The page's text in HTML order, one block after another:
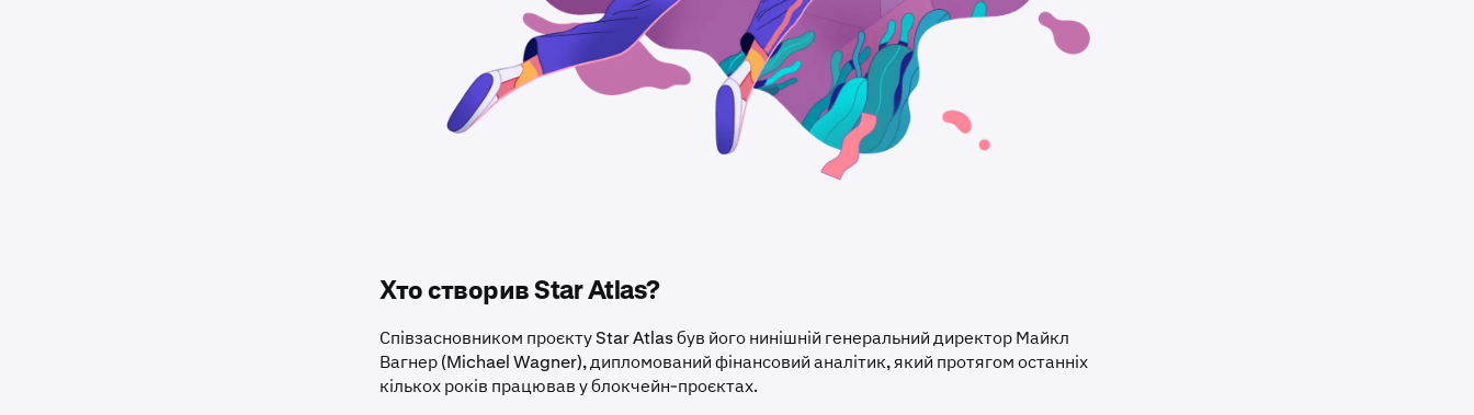
Хто створив Star Atlas?
Співзасновником проєкту Star Atlas був його нинішній генеральний директор Майкл
Вагнер (Michael Wagner), дипломований фінансовий аналітик, який протягом останніх
кількох років працював у блокчейн-проєктах.